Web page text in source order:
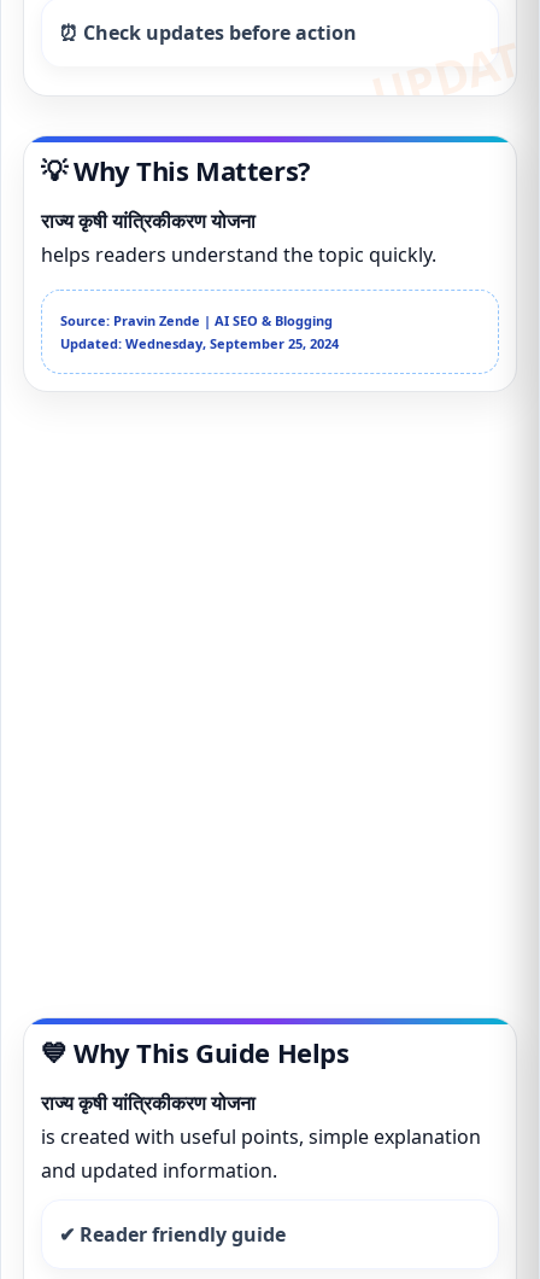
⏰ Check updates before action
💡 Why This Matters?
राज्य कृषी यांत्रिकीकरण योजना
helps readers understand the topic quickly.
Source: Pravin Zende | AI SEO & Blogging
Updated: Wednesday, September 25, 2024
💙 Why This Guide Helps
राज्य कृषी यांत्रिकीकरण योजना
is created with useful points, simple explanation
and updated information.
✔ Reader friendly guide